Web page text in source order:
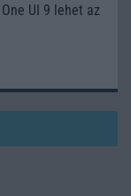
UI 9 lehet az